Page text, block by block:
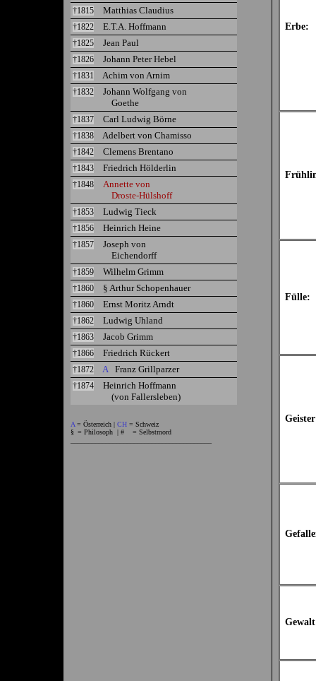
†1815 Matthias Claudius
†1822 E.T.A. Hoffmann
†1825 Jean Paul
†1826 Johann Peter Hebel
†1831 Achim von Arnim
†1832
Johann Wolfgang von
Goethe
†1837 Carl Ludwig Börne
†1838 Adelbert von Chamisso
†1842 Clemens Brentano
†1843 Friedrich Hölderlin
†1848
Annette von
Droste-Hülshoff
†1853 Ludwig Tieck
†1856 Heinrich Heine
†1857
Joseph von
Eichendorff
†1859 Wilhelm Grimm
†1860 § Arthur Schopenhauer
†1860 Ernst Moritz Arndt
†1862 Ludwig Uhland
†1863 Jacob Grimm
†1866 Friedrich Rückert
†1872 A Franz Grillparzer
†1874
Heinrich Hoffmann
(von Fallersleben)
A = Österreich | CH = Schweiz
§ = Philosoph | #
= Selbstmord
Erbe:
Fülle: